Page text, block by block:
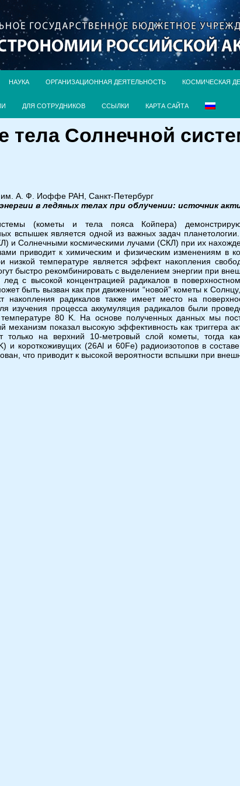
НАУКА ОРГАНИЗАЦИОННАЯ ДЕЯТЕЛЬНОСТЬ КОСМИЧЕСКАЯ
ДЛЯ СОТРУДНИКОВ ССЫЛКИ КАРТА САЙТА
Солнечной
А. Ф. Иоффе РАН, Санкт-Петербург
в ледяных телах при облучении: источник
(кометы и тела пояса Койпера)
вспышек является одной из важных задач
и Солнечными космическими лучами (СКЛ) при их
приводит к химическим и физическим изменениям в
низкой температуре является эффект накопления
быстро рекомбинировать с выделением энергии при
лед с высокой концентрацией радикалов в
быть вызван как при движении “новой” кометы к
радикалов также имеет место на
изучения процесса аккумуляция радикалов были
80 K. На основе полученных данных мы
показал высокую эффективность как триггера
только на верхний 10-метровый слой кометы, тогда
и короткоживущих (26Al и 60Fe) радиоизотопов в
что приводит к высокой вероятности вспышки при